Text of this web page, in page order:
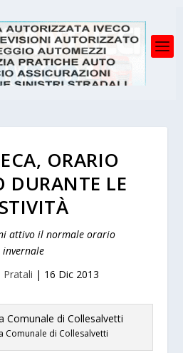
ORARIO
DURANTE LE
attivo il normale orario
invernale
Pratali | 16 Dic 2013
Comunale di Collesalvetti